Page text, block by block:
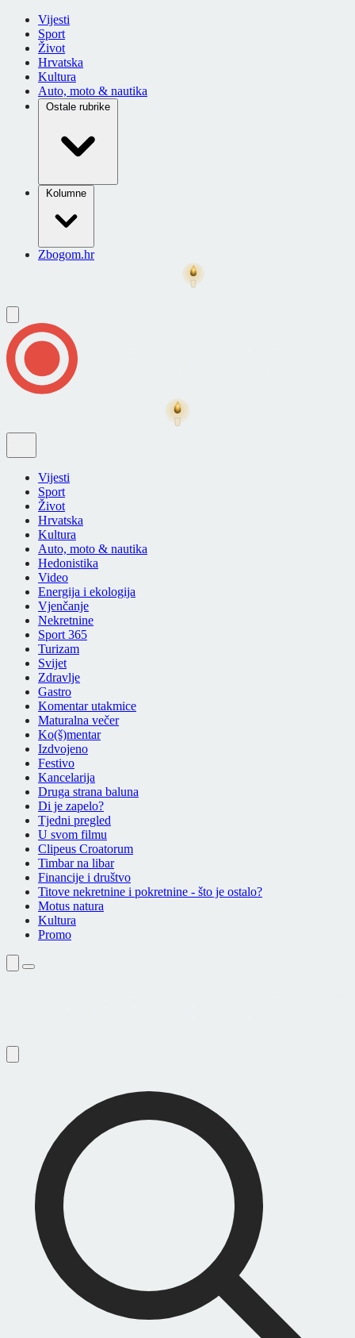
Vijesti
Sport
Život
Hrvatska
Kultura
Auto, moto & nautika
Ostale rubrike
Kolumne
Zbogom.hr
Vijesti
Sport
Život
Hrvatska
Kultura
Auto, moto & nautika
Hedonistika
Video
Energija i ekologija
Vjenčanje
Nekretnine
Sport 365
Turizam
Svijet
Zdravlje
Gastro
Komentar utakmice
Maturalna večer
Ko(š)mentar
Izdvojeno
Festivo
Kancelarija
Druga strana baluna
Di je zapelo?
Tjedni pregled
U svom filmu
Clipeus Croatorum
Timbar na libar
Financije i društvo
Titove nekretnine i pokretnine - što je ostalo?
Motus natura
Kultura
Promo